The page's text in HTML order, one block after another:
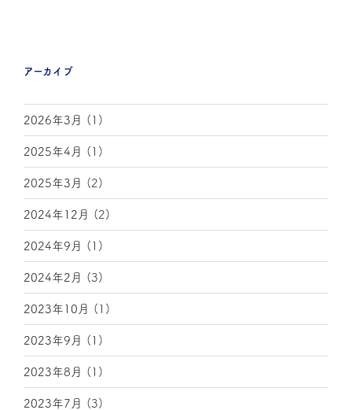
アーカイブ
2026年3月 (1)
2025年4月 (1)
2025年3月 (2)
2024年12月 (2)
2024年9月 (1)
2024年2月 (3)
2023年10月 (1)
2023年9月 (1)
2023年8月 (1)
2023年7月 (3)